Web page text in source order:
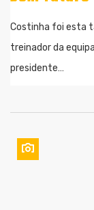
Costinha foi esta
treinador da
presidente…